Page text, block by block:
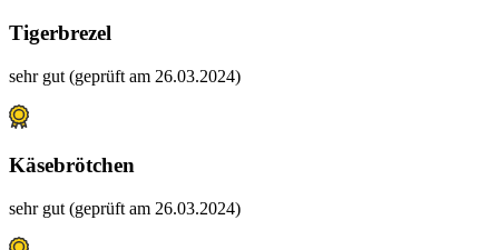
Tigerbrezel
sehr gut (geprüft am 26.03.2024)
Käsebrötchen
sehr gut (geprüft am 26.03.2024)